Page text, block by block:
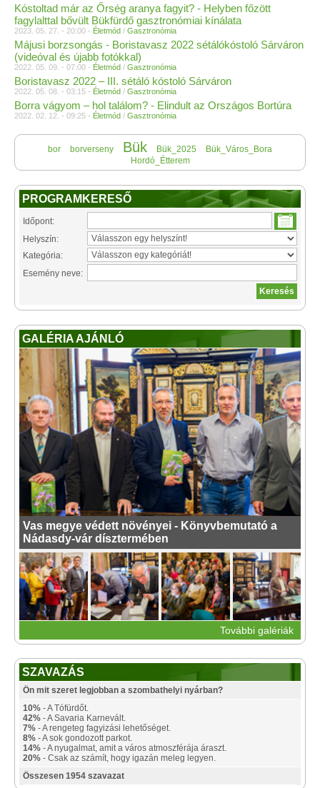
Kóstoltad már az Őrség aranya fagyit? - Helyben főzött
fagylalttal bővült Bükfürdő gasztronómiai kínálata
2023. 05. 27. - 20:00 - Életmód / Gasztronómia
Májusi borzsongás - Boristavasz 2022 sétálókóstoló Sárváron
(videóval és újabb fotókkal)
2022. 05. 09. - 07:00 - Életmód / Gasztronómia
Boristavasz 2022 – III. sétáló kóstoló Sárváron
2022. 05. 08. - 03:15 - Életmód / Gasztronómia
Borra vágyom – hol találom? - Elindult az Országos Bortúra
2022. 02. 12. - 09:25 - Életmód / Gasztronómia
bor borverseny Bük Bük_2025
Bük_Város_Bora
Hordó_Étterem
PROGRAMKERESŐ
Időpont:
Helyszín:
Kategória:
Esemény neve:
GALÉRIA AJÁNLÓ
Vas megye védett növényei - Könyvbemutató a
Nádasdy-vár dísztermében
További galériák
SZAVAZÁS
Ön mit szeret legjobban a szombathelyi nyárban?
10% - A Tófürdőt.
42% - A Savaria Karnevált.
7% - A rengeteg fagyizási lehetőséget.
8% - A sok gondozott parkot.
14% - A nyugalmat, amit a város atmoszférája áraszt.
20% - Csak az számít, hogy igazán meleg legyen.
Összesen 1954 szavazat